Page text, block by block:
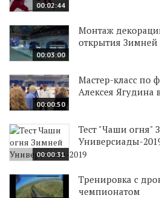
00:02:44
00:03:00
Монтаж
открытия
00:00:50
Мастер-класс по
Алексея Ягудина
00:00:31
Тест "Чаши огня"
Универсиады-
Тренировка с
чемпионатом